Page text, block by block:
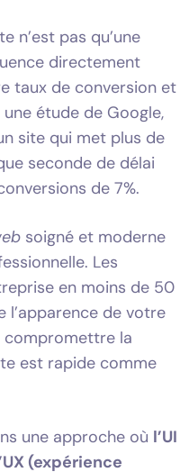
n’est pas qu’une
directement
taux de conversion et
étude de Google,
site qui met plus de
seconde de délai
de 7%.
soigné et moderne
Les
en moins de 50
l’apparence de votre
compromettre la
est rapide comme
une approche où l’UI
(expérience